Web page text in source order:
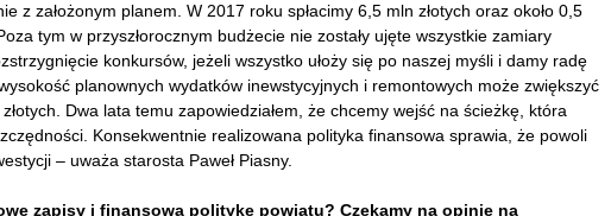
z założonym planem. W 2017 roku spłacimy 6,5 mln złotych oraz około 0,5
tym w przyszłorocznym budżecie nie zostały ujęte wszystkie zamiary
konkursów, jeżeli wszystko ułoży się po naszej myśli i damy radę
planownych wydatków inewstycyjnych i remontowych może zwiększyć
Dwa lata temu zapowiedziałem, że chcemy wejść na ścieżkę, która
Konsekwentnie realizowana polityka finansowa sprawia, że powoli
– uważa starosta Paweł Piasny.
zapisy i finansową politykę powiatu? Czekamy na opinie na